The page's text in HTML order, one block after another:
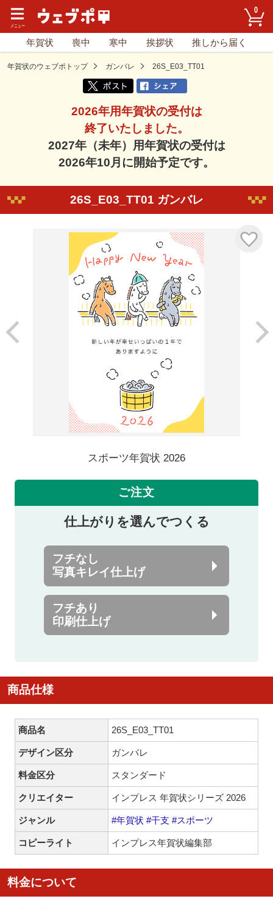
0
年賀状 喪中 寒中 挨拶状 推しから届く
年賀状のウェブポトップ ガンバレ 26S_E03_TT01
2026年用年賀状の受付は
終了いたしました。
2027年（未年）用年賀状の受付は
2026年10月に開始予定です。
26S_E03_TT01 ガンバレ
スポーツ年賀状 2026
ご注文
仕上がりを選んでつくる
フチなし
写真キレイ仕上げ
フチあり
印刷仕上げ
商品仕様
商品名 26S_E03_TT01
デザイン区分 ガンバレ
料金区分 スタンダード
クリエイター インプレス 年賀状シリーズ 2026
ジャンル #年賀状 #干支 #スポーツ
コピーライト インプレス年賀状編集部
料金について